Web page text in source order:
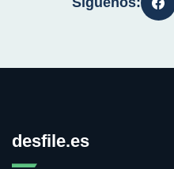
desfile.es